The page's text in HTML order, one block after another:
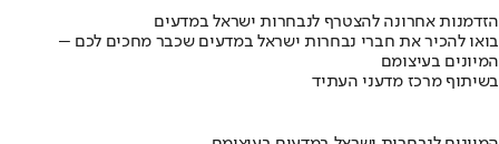
הזדמנות אחרונה להצטרף לנבחרות ישראל במדעים
בואו להכיר את חברי נבחרות ישראל במדעים שכבר מחכים לכם –
המיונים בעיצומם
בשיתוף מרכז מדעני העתיד